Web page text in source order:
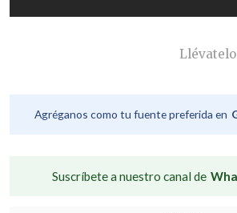
Agréganos como tu fuente preferida en
Suscríbete a nuestro canal de